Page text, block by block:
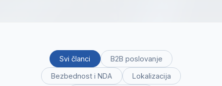
Svi članci B2B poslovanje
Bezbednost i NDA Lokalizacija